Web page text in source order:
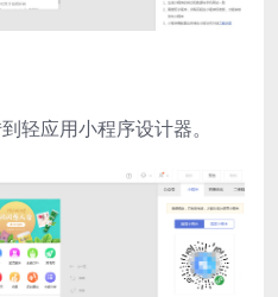
轻应用小程序设计器。